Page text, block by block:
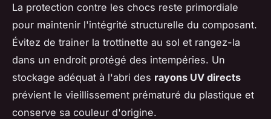
La protection contre les chocs reste primordiale
pour maintenir l'intégrité structurelle du composant.
Évitez de trainer la trottinette au sol et rangez-la
dans un endroit protégé des intempéries. Un
stockage adéquat à l'abri des rayons UV directs
prévient le vieillissement prématuré du plastique et
conserve sa couleur d'origine.